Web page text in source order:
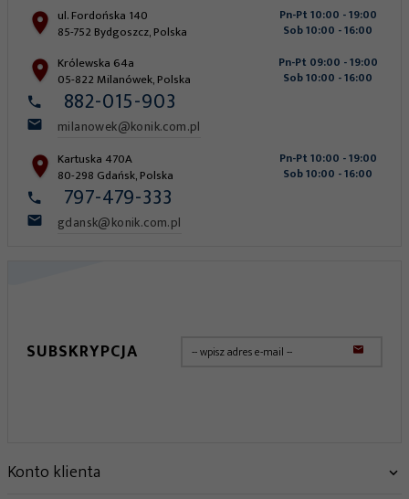
882-015-903
milanowek@konik.com.pl
Królewska 64a
05-822 Milanówek,Polska
Pn-Pt 09:00 - 19:00
Sob 10:00 - 16:00
797-479-333
gdansk@konik.com.pl
Kartuska 470A
80-298 Gdańsk,Polska
Pn-Pt 10:00 - 19:00
Sob 10:00 - 16:00
ul. Fordońska 140
85-752 Bydgoszcz,Polska
Pn-Pt 10:00 - 19:00
Sob 10:00 - 16:00
SUBSKRYPCJA
Konto klienta